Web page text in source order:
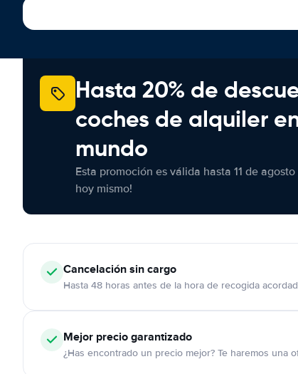
Hasta 20% de
coches de alquiler
mundo
Esta promoción es válida hasta 11 de
hoy mismo!
Cancelaciónsin cargo
Hasta 48 horas antes de la hora de recogida
Mejor precio garantizado
¿Has encontrado un precio mejor? Te haremos una